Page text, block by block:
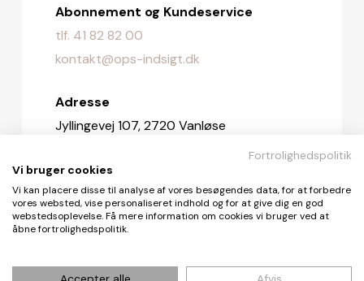
Abonnement og Kundeservice
tlf. 41 82 82 00
kontakt@ops-indsigt.dk
Adresse
Jyllingevej 107, 2720 Vanløse
Redaktionen
redaktionen@ops-indsigt.dk
© De Fire Vinde ApS 2026
Fortrolighedspolitik
Vi bruger cookies
Vi kan placere disse til analyse af vores besøgendes data, for at forbedre
vores websted, vise personaliseret indhold og for at give dig en god
webstedsoplevelse. Få mere information om cookies vi bruger ved at
åbne fortrolighedspolitik.